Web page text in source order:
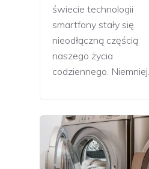
świecie technologii
smartfony stały się
nieodłączną częścią
naszego życia
codziennego. Niemniej…